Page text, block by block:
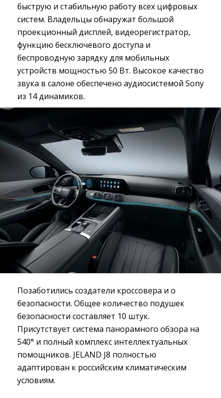
быструю и стабильную работу всех цифровых
систем. Владельцы обнаружат большой
проекционный дисплей, видеорегистратор,
функцию бесключевого доступа и
беспроводную зарядку для мобильных
устройств мощностью 50 Вт. Высокое качество
звука в салоне обеспечено аудиосистемой Sony
из 14 динамиков.
Позаботились создатели кроссовера и о
безопасности. Общее количество подушек
безопасности составляет 10 штук.
Присутствует система панорамного обзора на
540° и полный комплекс интеллектуальных
помощников. JELAND J8 полностью
адаптирован к российским климатическим
условиям.